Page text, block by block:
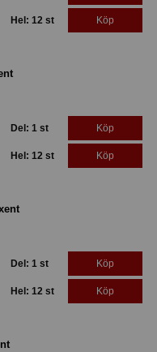
Hel: 12 st Köp
Del: 1 st Köp
Hel: 12 st Köp
Del: 1 st Köp
Hel: 12 st Köp